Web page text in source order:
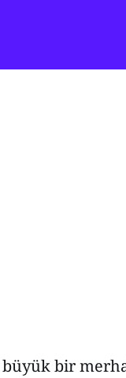
bir